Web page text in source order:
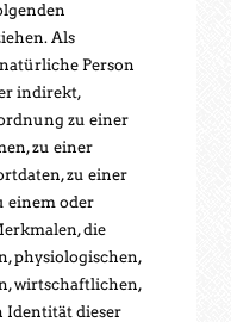
Als
Person
indirekt,
zu einer
zu einer
zu einer
einem oder
die
physiologischen,
wirtschaftlichen,
Identität dieser